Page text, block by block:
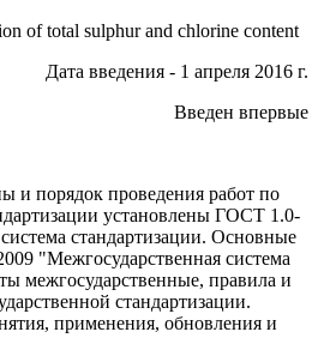
of total sulphur and chlorine content
Дата введения - 1 апреля 2016 г.
Введен впервые
и порядок проведения работ по
установлены ГОСТ 1.0-
стандартизации. Основные
"Межгосударственная система
межгосударственные, правила и
стандартизации.
применения, обновления и